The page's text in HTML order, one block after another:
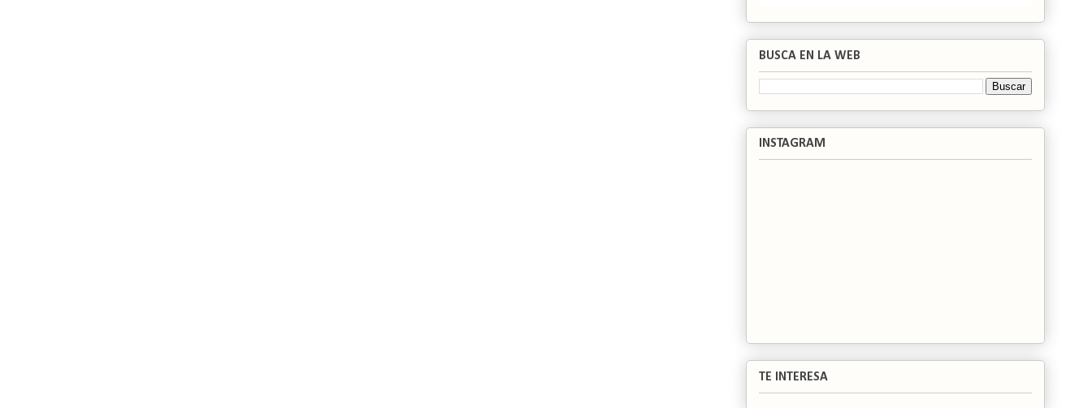
BUSCA EN LA WEB
INSTAGRAM
TE INTERESA